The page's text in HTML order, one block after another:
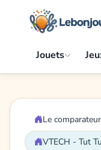
Jouets
Le
VTECH - Tut